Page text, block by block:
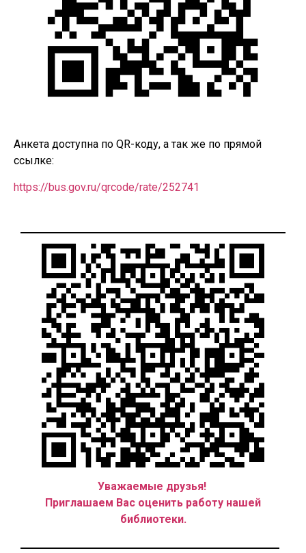
Анкета доступна по QR-коду, а так же по прямой
ссылке:
https://bus.gov.ru/qrcode/rate/252741
Уважаемые друзья!
Приглашаем Вас оценить работу нашей
библиотеки.